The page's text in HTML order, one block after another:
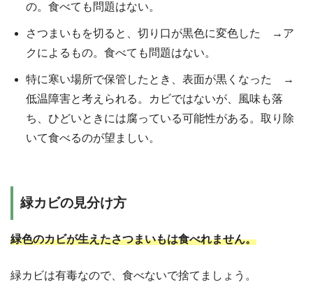
の。食べても問題はない。
さつまいもを切ると、切り口が黒色に変色した →ア
クによるもの。食べても問題はない。
特に寒い場所で保管したとき、表面が黒くなった →
低温障害と考えられる。カビではないが、風味も落
ち、ひどいときには腐っている可能性がある。取り除
いて食べるのが望ましい。
緑カビの見分け方
緑色のカビが生えたさつまいもは食べれません。
緑カビは有毒なので、食べないで捨てましょう。